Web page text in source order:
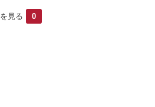
見る 0